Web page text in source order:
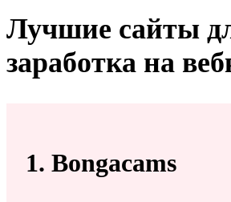
Лучшие сайты
заработка на
1. Bongacams